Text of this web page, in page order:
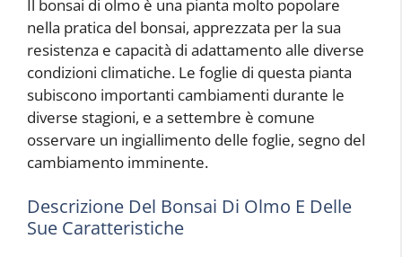
Il bonsai di olmo è una pianta molto popolare
nella pratica del bonsai, apprezzata per la sua
resistenza e capacità di adattamento alle diverse
condizioni climatiche. Le foglie di questa pianta
subiscono importanti cambiamenti durante le
diverse stagioni, e a settembre è comune
osservare un ingiallimento delle foglie, segno del
cambiamento imminente.
Descrizione Del Bonsai Di Olmo E Delle
Sue Caratteristiche